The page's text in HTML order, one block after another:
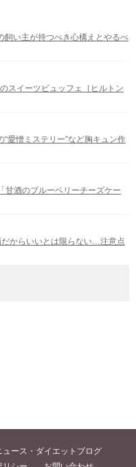
い主が持つべき心構えとやるべ
スイーツビュッフェ［ヒルトン
愛憎ミステリー”など胸キュン作
甘酒のブルーベリーチーズケー
からいいとは限らない…注意点
ュース・ダイエットブログ